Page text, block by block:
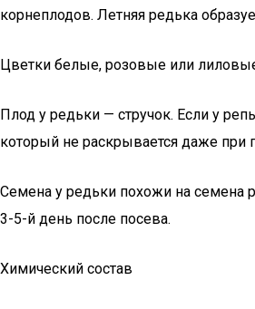
корнеплодов. Летняя редька
Цветки белые, розовые или
Плод у редьки — стручок. Если у
который не раскрывается даже при
Семена у редьки похожи на семена
3-5-й день после посева.
Химический состав